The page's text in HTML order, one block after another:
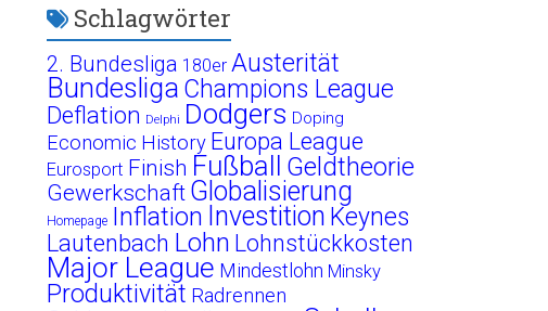
Schlagwörter
2. Bundesliga 180er Austerität
Bundesliga Champions League
Deflation Delphi Dodgers Doping
Economic History Europa League
Eurosport Finish Fußball Geldtheorie
Gewerkschaft Globalisierung
Homepage Inflation Investition Keynes
Lautenbach Lohn Lohnstückkosten
Major League Mindestlohn Minsky
Produktivität Radrennen